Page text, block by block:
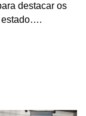
destacar os
estado….